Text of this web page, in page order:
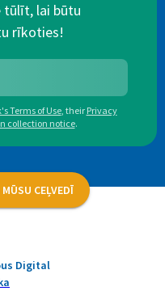
tūlīt, lai būtu
rīkoties!
Terms of Use, their Privacy
collection notice.
CEĻVEDĪ
Digital